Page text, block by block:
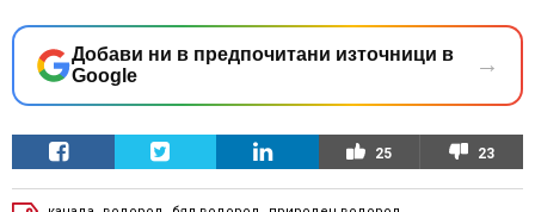
Добави ни в предпочитани източници в
Google
→
25 23